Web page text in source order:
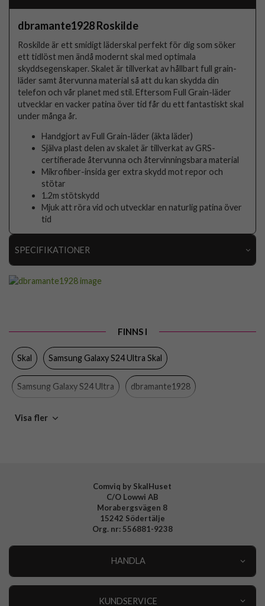
dbramante1928 Roskilde
Roskilde är ett smidigt läderskal perfekt för dig som söker
ett tidlöst men ändå modernt skal med optimala
skyddsegenskaper. Skalet är tillverkat av hållbart full grain-
läder samt återvunna material så att du kan skydda din
telefon och vår planet med stil. Eftersom Full Grain-läder
utvecklar en vacker patina över tid får du ett fantastiskt skal
under många år.
Handgjort av Full Grain-läder (äkta läder)
Själva plast delen av skalet är tillverkat av GRS-
certifierade återvunna och återvinningsbara material
Mikrofiber-insida ger extra skydd mot repor och
stötar
1.2m stötskydd
Mjuk att röra vid och utvecklar en naturlig patina över
tid
SPECIFIKATIONER
Trådlös laddning-kompatibel
Färg
Hårdplast (PC), Äkta läder
Tillverkarens art nr
FINNS I
Skal Samsung Galaxy S24 Ultra Skal
Samsung Galaxy S24 Ultra dbramante1928
Samsung Galaxy
Visa fler
Comviq by SkalHuset
C/O Lowwi AB
Morabergsvägen 8
15242 Södertälje
Org. nr: 556881-9238
HANDLA
KUNDSERVICE